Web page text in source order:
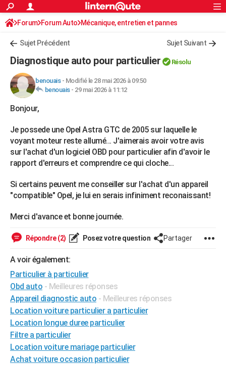
ACTUALITÉS
Politique
Société
Faits Divers
Education
Monde
Villes
+
FINANCE
Retraite
Impôts
Epargne
Immobilier
Risques naturels par ville
Banque
Assurance
Crédit
AUTO
Essais
Réserver un essai
Citadines
Berlines
SUV
Forum auto
+HIGH-TECH
Mobiles
Meilleur smartphone
Internet
Ordinateurs
Jeux vidéo
Guide high-tech
+BRICOLAGE
Forum
Aménagement intérieur
Extérieur
Cuisine
Salle de bains
Jardinage
Rangement
WEEK-END
Art de vivre
Bien-être
Loisirs
Mode
Modes de vie
SANTE
Alimentation
Guide de la santé
Maladies
Médicaments
Sommeil
VOYAGE
Destinations
City break
Voyage nature
Voyage de noces
Forum
Climat
PHOTO
GUIDES D'ACHAT
BONS PLANS
CARTE DE VOEUX
Carte de Noël
Carte Bonne année
Carte Saint-Valentin
Carte Pâques
Carte d'anniversaire
DICTIONNAIRE
Dictionnaire
Biographies
Citations
Expressions
Proverbes
PROGRAMME TV
COPAINS D'AVANT
Rechercher
S'inscrire
Connexion
Forum Forum Auto Mécanique, entretien et pannes
Sujet Précédent Sujet Suivant
Diagnostique auto pour particulier Résolu
benouais- Modifié le 28 mai 2026 à 09:50
benouais- 29 mai 2026 à 11:12
Bonjour,
Je possede une Opel Astra GTC de 2005 sur laquelle le
voyant moteur reste allumé... J'aimerais avoir votre avis
sur l'achat d'un logiciel OBD pour particulier afin d'avoir le
rapport d'erreurs et comprendre ce qui cloche...
Si certains peuvent me conseiller sur l'achat d'un appareil
"compatible" Opel, je lui en serais infiniment reconaissant!
Merci d'avance et bonne journée.
Répondre (2) Posez votre question Partager
A voir également:
Particulier à particulier
Obd auto - Meilleures réponses
Appareil diagnostic auto - Meilleures réponses
Location voiture particulier a particulier
Location longue duree particulier
Filtre a particulier
Location voiture mariage particulier
Achat voiture occasion particulier